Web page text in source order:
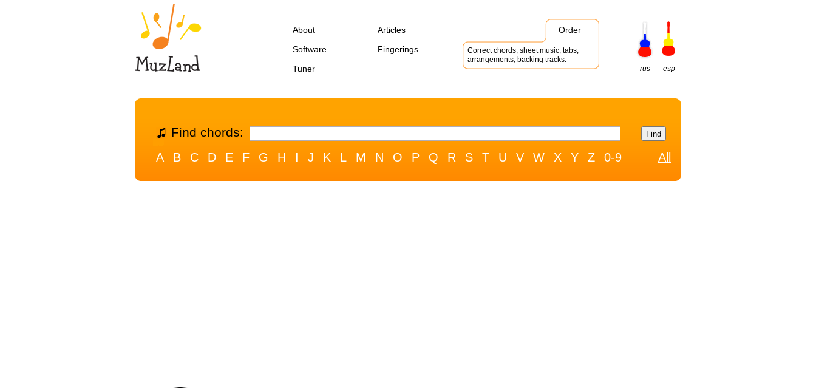
About
Articles
Software
Fingerings
Tuner
Order
Correct chords, sheet music, tabs,
arrangements, backing tracks.
rus
esp
Find chords:
A B C D E F G H I J K L M N O P Q R S T U V W X Y Z 0-9 All